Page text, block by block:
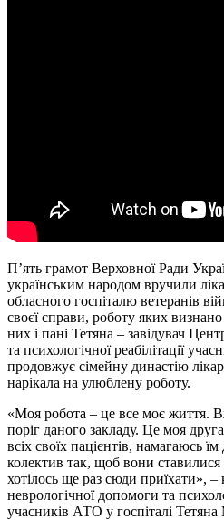
П’ять грамот Верховної Ради
українським народом вручили
обласного госпіталю ветеранів
своєї справи, роботу яких
них і пані Тетяна – завідувач
та психологічної реабілітації
продовжує сімейну династію
нарікала на улюблену роботу.
«Моя робота – це все моє життя.
поріг даного закладу. Це моя
всіх своїх пацієнтів, намагаюсь
колектив так, щоб вони ставилися
хотілось ще раз сюди приїхати», –
неврологічної допомоги та
учасників АТО у госпіталі